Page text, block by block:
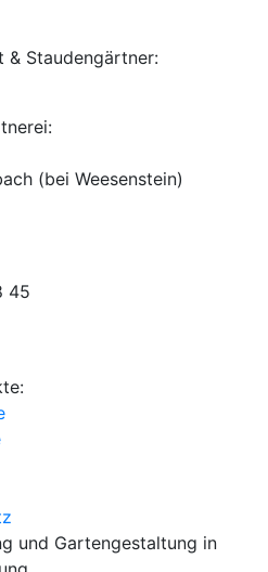
& Staudengärtner:
(bei Weesenstein)
45